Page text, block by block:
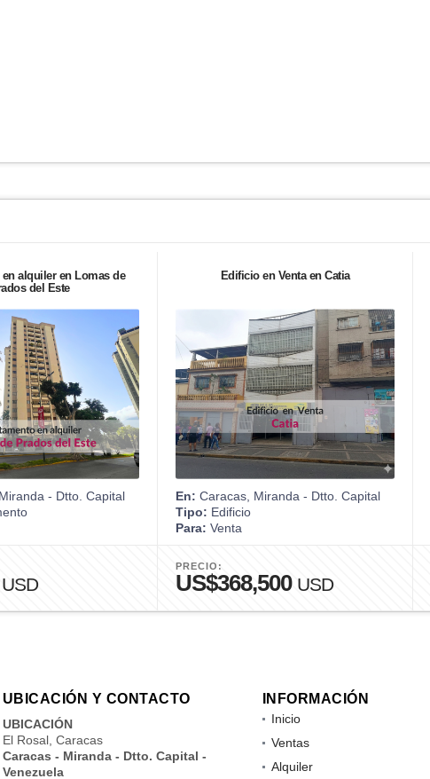
alquiler en Lomas de
del Este
- Dtto. Capital
USD
Edificio en Venta en Catia
En: Caracas, Miranda - Dtto. Capital
Tipo: Edificio
Para: Venta
PRECIO:
US$368,500 USD
UBICACIÓN Y CONTACTO
UBICACIÓN
El Rosal, Caracas
Caracas - Miranda - Dtto. Capital -
Venezuela
INFORMACIÓN
Inicio
Ventas
Alquiler